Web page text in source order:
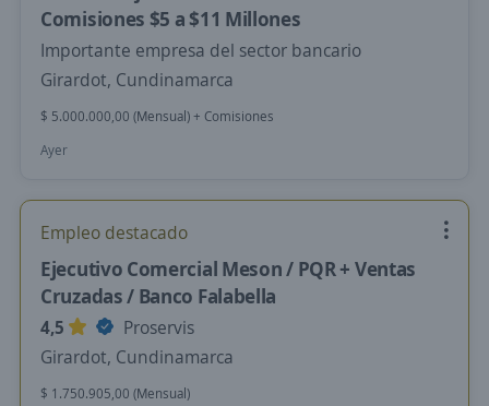
Comisiones $5 a $11 Millones
Importante empresa del sector bancario
Girardot, Cundinamarca
$ 5.000.000,00 (Mensual) + Comisiones
Ayer
Empleo destacado
Ejecutivo Comercial Meson / PQR + Ventas
Cruzadas / Banco Falabella
4,5
Proservis
Girardot, Cundinamarca
$ 1.750.905,00 (Mensual)